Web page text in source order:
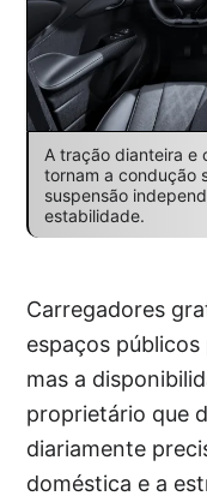
A tração dianteira e
tornam a condução
suspensão
estabilidade.
Carregadores
espaços
mas a
proprietário que
diariamente
doméstica e a